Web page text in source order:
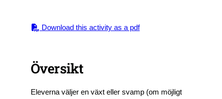
Download this activity as a pdf
Översikt
Eleverna väljer en växt eller svamp (om möjligt